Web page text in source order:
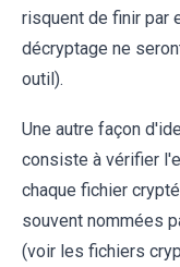
risquent de finir par
décryptage ne
outil).
Une autre façon
consiste à vérifier
chaque fichier
souvent nommées
(voir les fichiers